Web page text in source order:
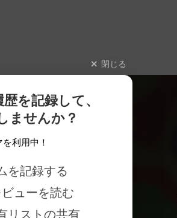
閉じる
を記録して、
ませんか？
利用中！
を記録する
ューを読む
リストの共有
新作・再入荷情報